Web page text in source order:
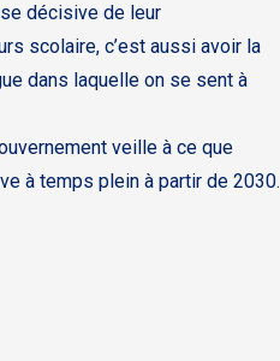
décisive de leur
scolaire, c’est aussi avoir la
dans laquelle on se sent à
veille à ce que
à temps plein à partir de 2030.